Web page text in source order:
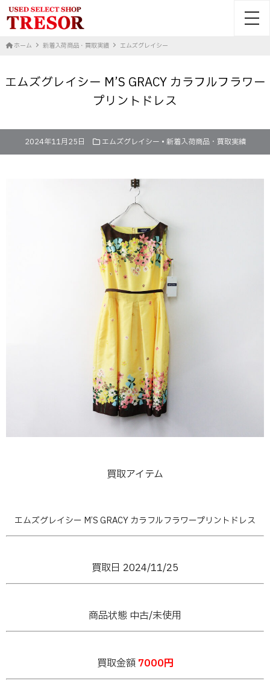
ホーム 新着入荷商品・買取実績 エムズグレイシー
エムズグレイシー M’S GRACY カラフルフラワー
プリントドレス
2024年11月25日 エムズグレイシー • 新着入荷商品・買取実績
買取アイテム
エムズグレイシー M’S GRACY カラフルフラワープリントドレス
買取日 2024/11/25
商品状態 中古/未使用
買取金額 7000円